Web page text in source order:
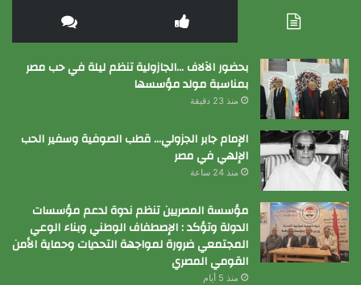
بحضور الآلاف …الجازولية تنظم ليلة في حب مصر
بمناسبة مولد مؤسسها
منذ 23 دقيقة
الإمام جابر الجزولي… قطب الصوفية وسفير الحب
الإلهي في مصر
منذ 24 ساعة
مؤسسة المصريين تنظم ندوة لدعم مؤسسات
الدولة وتؤكد : الإصطفاف الوطني وبناء الوعي
المجتمعي ضرورة لمواجهة التحديات وحماية الأمن
القومي المصري
منذ 5 أيام